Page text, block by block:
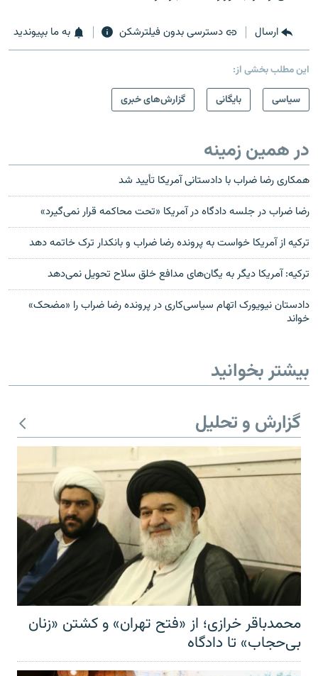
ارسال دسترسی بدون فیلترشکن به ما بپیوندید
این مطلب بخشی از:
سیاسی
بایگانی گزارش‌های خبری
در همین زمینه
همکاری رضا ضراب با دادستانی آمریکا تأیید شد
رضا ضراب در جلسه دادگاه در آمریکا «تحت محاکمه قرار نمی‌گیرد»
ترکیه از آمریکا خواست به پرونده رضا ضراب و بانکدار ترک خاتمه دهد
ترکیه: آمریکا دیگر به یگان‌های مدافع خلق سلاح تحویل نمی‌دهد
دادستان نیویورک اتهام‌ سیاسی‌کاری در پرونده رضا ضراب را «مضحک»
خواند
بیشتر بخوانید
گزارش و تحلیل
محمدباقر خرازی؛ از «فتح تهران» و کشتن «زنان
بی‌حجاب» تا دادگاه